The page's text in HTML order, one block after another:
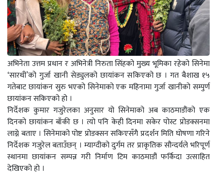
अभिनेता उत्तम प्रधान र अभिनेत्री निरुता सिंहको मुख्य भूमिका रहेको सिनेमा
‘सारथी’को गुर्जा खानी सेड्युलको छायांकन सकिएको छ । गत बैशाख १५
गतेबाट छायांकन सुरु भएको सिनेमाको एक महिनामा गुर्जा खानीको सम्पुर्ण
छायांकन सकिएको हो ।
निर्देशक कुमार गजुरेलका अनुसार यो सिनेमाको अब काठमाडौंको एक
दिनको छायांकन बाँकी छ । त्यो पनि केही दिनमा सकेर पोस्ट प्रोडक्सनमा
लाग्ने बताए । सिनेमाको पोष्ट प्रोडक्सन सकिएसँगै प्रदर्शन मिति घोषणा गरिने
निर्देशक गजुरेल बताउँछन् । म्याग्दीको दुर्गम तर प्राकृतिक सौन्दर्यले भरिपूर्ण
स्थानमा छायांकन सम्पन्न गरी निर्माण टिम काठमाडौं फर्किदा उत्साहित
देखिएको हो ।